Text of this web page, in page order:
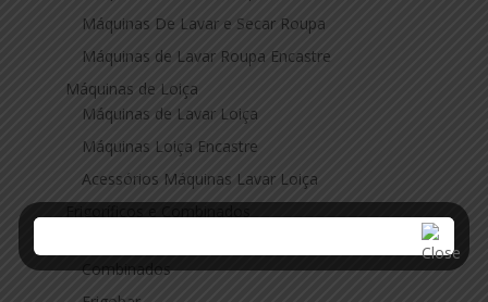
Máquinas De Lavar e Secar Roupa
Máquinas de Lavar Roupa Encastre
Máquinas de Loiça
Máquinas de Lavar Loiça
Máquinas Loiça Encastre
Acessórios Máquinas Lavar Loiça
Combinados